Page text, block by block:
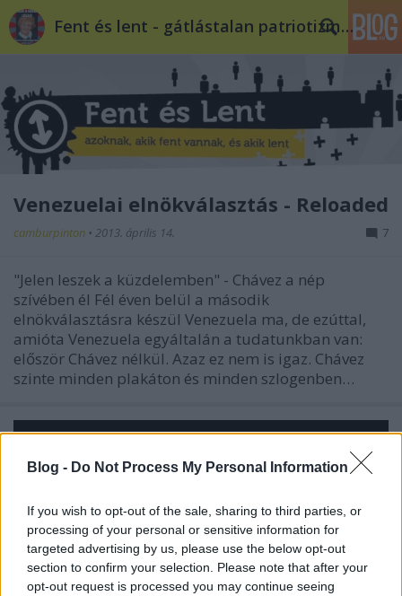
Blog - Do Not Process My Personal Information
If you wish to opt-out of the sale, sharing to third parties, or
processing of your personal or sensitive information for
targeted advertising by us, please use the below opt-out
section to confirm your selection. Please note that after your
opt-out request is processed you may continue seeing
Fent és lent - gátlástalan patriotizmus
Venezuelai elnökválasztás - Reloaded
camburpinton • 2013. április 14. 7
"Jelen leszek a küzdelemben" - Chávez a nép
szívében él Fél éven belül a második
elnökválasztásra készül Venezuela ma, de ezúttal,
amióta Venezuela egyáltalán a tudatunkban van:
először Chávez nélkül. Azaz ez nem is igaz. Chávez
szinte minden plakáton és minden szlogenben…